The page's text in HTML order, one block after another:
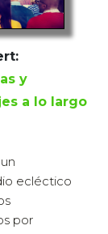
y
a lo largo
ecléctico
por